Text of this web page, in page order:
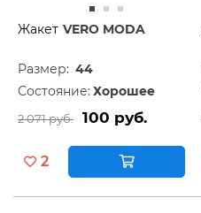
Жакет VERO MODA
Размер: 44
Состояние: Хорошее
2 071 руб. 100 руб.
2